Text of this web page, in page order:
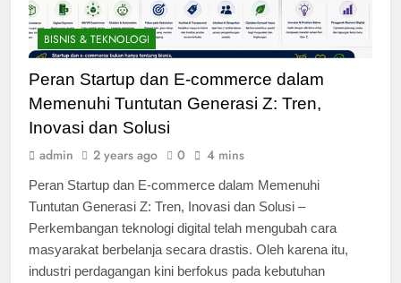
BISNIS & TEKNOLOGI
Peran Startup dan E-commerce dalam
Memenuhi Tuntutan Generasi Z: Tren,
Inovasi dan Solusi
admin 2 years ago 0 4 mins
Peran Startup dan E-commerce dalam Memenuhi
Tuntutan Generasi Z: Tren, Inovasi dan Solusi –
Perkembangan teknologi digital telah mengubah cara
masyarakat berbelanja secara drastis. Oleh karena itu,
industri perdagangan kini berfokus pada kebutuhan